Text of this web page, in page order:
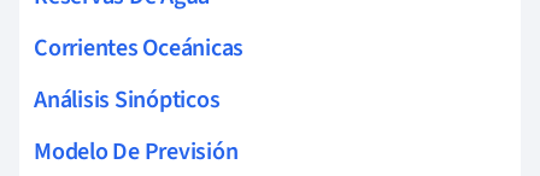
Corrientes Oceánicas
Análisis Sinópticos
Modelo De Previsión